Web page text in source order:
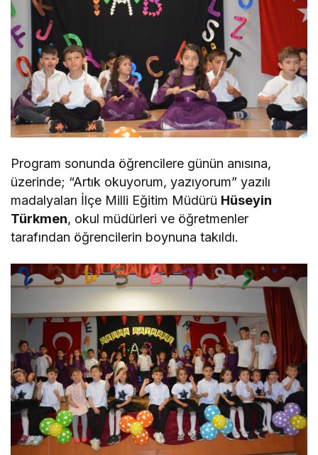
Program sonunda öğrencilere günün anısına,
üzerinde; “Artık okuyorum, yazıyorum” yazılı
madalyaları İlçe Milli Eğitim Müdürü Hüseyin
Türkmen, okul müdürleri ve öğretmenler
tarafından öğrencilerin boynuna takıldı.